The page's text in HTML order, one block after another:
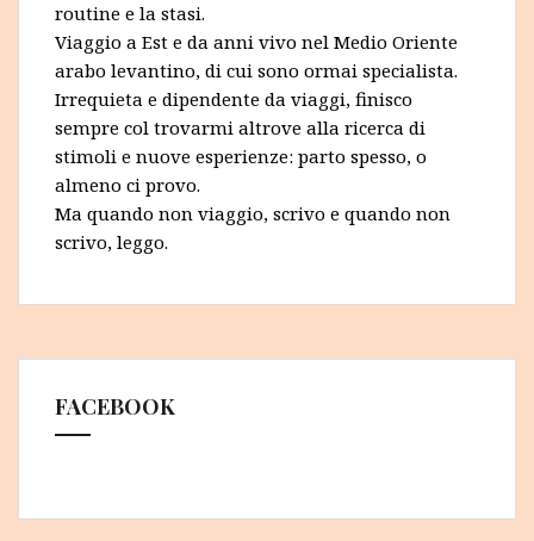
routine e la stasi.
Viaggio a Est e da anni vivo nel Medio Oriente
arabo levantino, di cui sono ormai specialista.
Irrequieta e dipendente da viaggi, finisco
sempre col trovarmi altrove alla ricerca di
stimoli e nuove esperienze: parto spesso, o
almeno ci provo.
Ma quando non viaggio, scrivo e quando non
scrivo, leggo.
FACEBOOK